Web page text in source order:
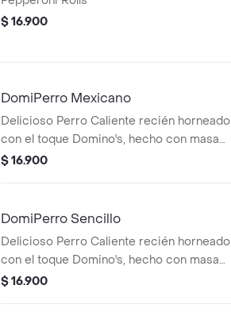
$ 16.900
DomiPerro Mexicano
Delicioso Perro Caliente recién horneado
con el toque Domino's, hecho con masa
pan pizza y bordes rellenos de queso
$ 16.900
DomiPerro Sencillo
Delicioso Perro Caliente recién horneado
con el toque Domino's, hecho con masa
pan pizza y bordes rellenos de queso
$ 16.900